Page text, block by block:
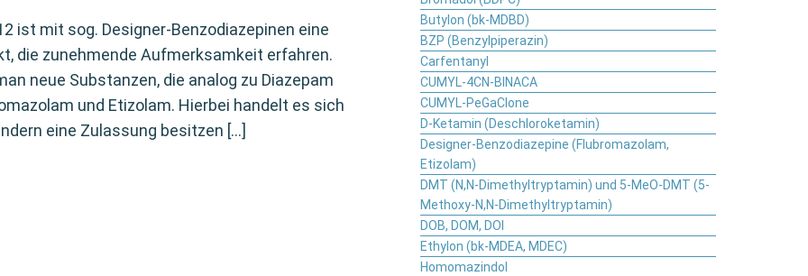
ist mit sog. Designer-Benzodiazepinen eine
die zunehmende Aufmerksamkeit erfahren.
neue Substanzen, die analog zu Diazepam
und Etizolam. Hierbei handelt es sich
eine Zulassung besitzen […]
Butylon (bk-MDBD)
BZP (Benzylpiperazin)
Carfentanyl
CUMYL-4CN-BINACA
CUMYL-PeGaClone
D-Ketamin (Deschloroketamin)
Designer-Benzodiazepine (Flubromazolam,
Etizolam)
DMT (N,N-Dimethyltryptamin) und 5-MeO-DMT (5-
Methoxy-N,N-Dimethyltryptamin)
DOB, DOM, DOI
Ethylon (bk-MDEA, MDEC)
Homomazindol